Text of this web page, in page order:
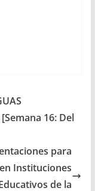
16: Del
para
Instituciones
de la